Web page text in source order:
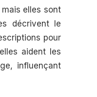
elles sont
décrivent le
pour
aident les
influençant